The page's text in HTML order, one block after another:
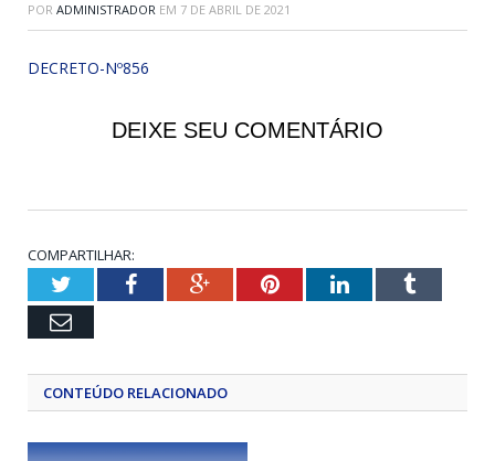
POR ADMINISTRADOR EM 7 DE ABRIL DE 2021
DECRETO-Nº856
DEIXE SEU COMENTÁRIO
COMPARTILHAR:
TwitterFacebookGoogle+PinterestLinkedInTumblr
Email
CONTEÚDO RELACIONADO